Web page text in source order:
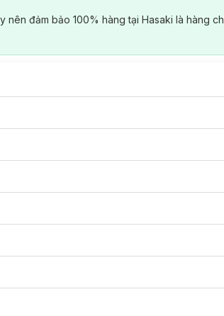
đảm bảo 100% hàng tại Hasaki là hàng